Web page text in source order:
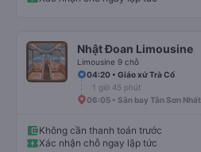
Nhật Đoan Limousine
Limousine 9 chỗ
04:20 • Giáo xứ Trà Cổ
1 giờ 45 phút
06:05 • Sân bay Tân Sơn Nhất
Không cần thanh toán trước
Xác nhận chỗ ngay lập tức